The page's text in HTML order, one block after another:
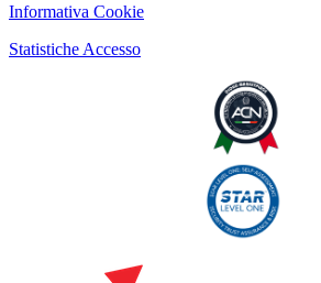
Informativa Cookie
Statistiche Accesso